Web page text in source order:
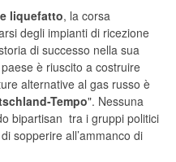
liquefatto, la corsa
degli impianti di ricezione
di successo nella sua
è riuscito a costruire
alternative al gas russo è
Tempo". Nessuna
bipartisan tra i gruppi politici
sopperire all’ammanco di